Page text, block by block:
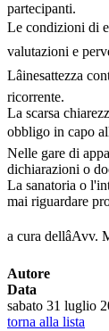
partecipanti.
Le condizioni di
valutazioni e
Lâinesattezza
ricorrente.
La scarsa
obbligo in capo
Nelle gare di
dichiarazioni o
La sanatoria o
mai riguardare
a cura
Autore
Data
sabato 31 luglio
torna alla lista